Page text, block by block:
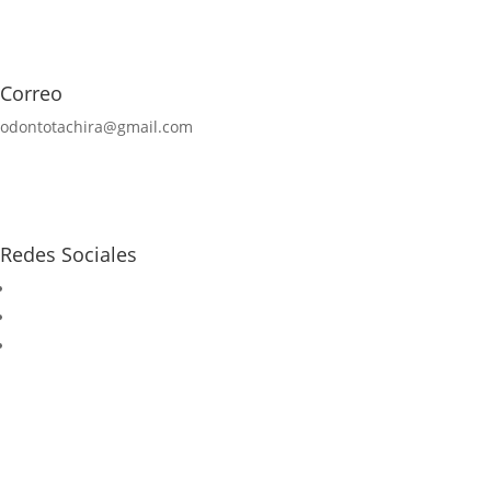
Correo
odontotachira@gmail.com
Redes Sociales